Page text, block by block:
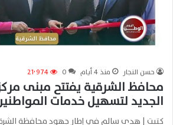
حسن النجار منذ 4 أيام 0 21٬974
محافظ الشرقية يفتتح مبنى
الجديد لتسهيل خدمات
كتبت | هدى سالم في إطار جهود محافظة